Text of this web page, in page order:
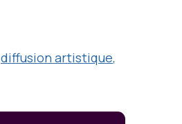
diffusion artistique,